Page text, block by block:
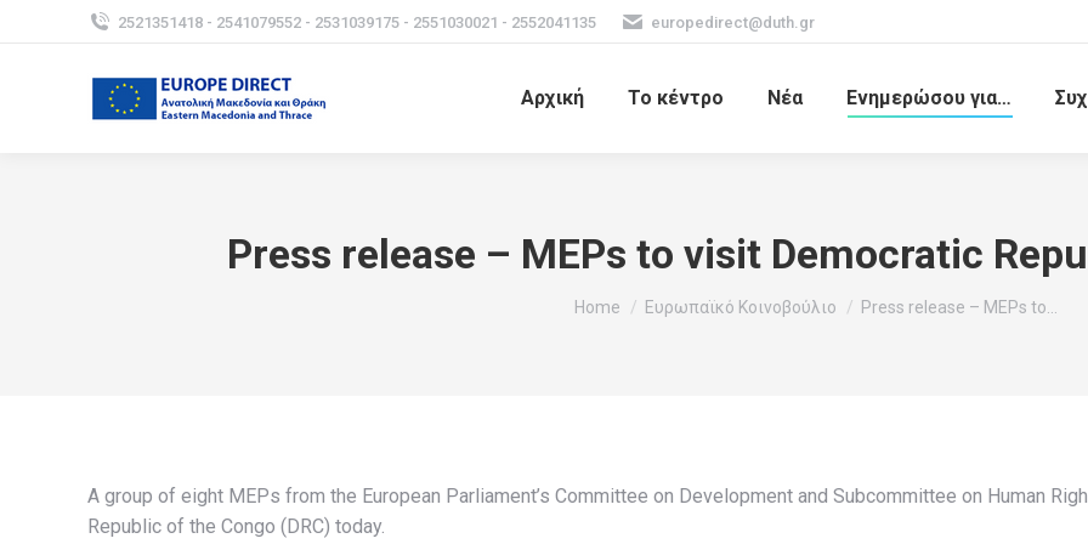
2521351418 - 2541079552 - 2531039175 - 2551030021 - 2552041135 europedirect@duth.gr
Αρχική Το κέντρο Νέα Ενημερώσου για…
Press release – MEPs to visit Democratic
You are here:
Home Ευρωπαϊκό Κοινοβούλιο Press release – MEPs to…
A group of eight MEPs from the European Parliament’s Committee on Development and Subcommittee on Human
Republic of the Congo (DRC) today.